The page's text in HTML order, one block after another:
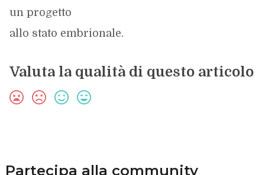
un progetto
allo stato embrionale.
Valuta la qualità di questo articolo
Partecipa alla community